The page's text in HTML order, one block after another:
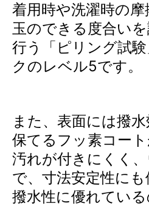
着用時や洗濯時の
玉のできる度合い
行う「ピリング試
クのレベル5です。
また、表面には撥
保てるフッ素コート
汚れが付きにくく
で、寸法安定性にも
撥水性に優れてい